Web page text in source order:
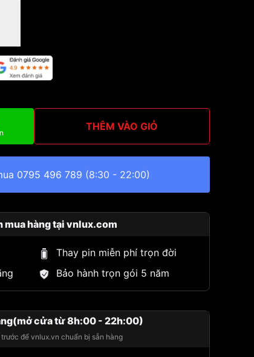
THÊM VÀO GIỎ
0795 496 789 (8:30 - 22:00)
mua hàng tại vnlux.com
Thay pin miễn phí trọn đời
Bảo hành trọn gói 5 năm
cửa từ 8h:00 - 22h:00)
để vnlux.vn chuẩn bị sẵn hàng